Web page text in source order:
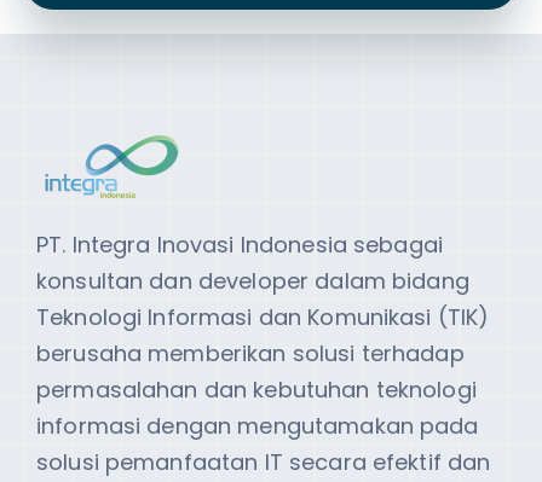
PT. Integra Inovasi Indonesia sebagai
konsultan dan developer dalam bidang
Teknologi Informasi dan Komunikasi (TIK)
berusaha memberikan solusi terhadap
permasalahan dan kebutuhan teknologi
informasi dengan mengutamakan pada
solusi pemanfaatan IT secara efektif dan